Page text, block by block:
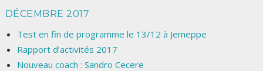
DÉCEMBRE 2017
Test en fin de programme le 13/12 à Jemeppe
Rapport d’activités 2017
Nouveau coach : Sandro Cecere